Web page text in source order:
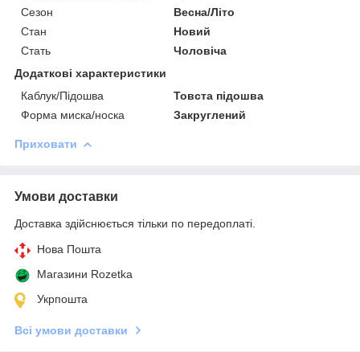
Сезон
Весна/Літо
Стан
Новий
Стать
Чоловіча
Додаткові характеристики
Каблук/Підошва
Товста підошва
Форма миска/носка
Закруглений
Приховати
Умови доставки
Доставка здійснюється тільки по передоплаті.
Нова Пошта
Магазини Rozetka
Укрпошта
Всі умови доставки